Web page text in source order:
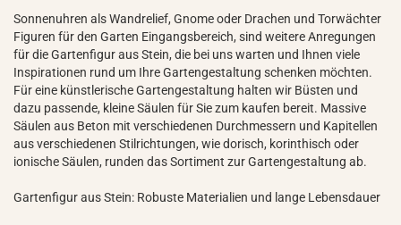
Sonnenuhren als Wandrelief, Gnome oder Drachen und Torwächter
Figuren für den Garten Eingangsbereich, sind weitere Anregungen
für die Gartenfigur aus Stein, die bei uns warten und Ihnen viele
Inspirationen rund um Ihre Gartengestaltung schenken möchten.
Für eine künstlerische Gartengestaltung halten wir Büsten und
dazu passende, kleine Säulen für Sie zum kaufen bereit. Massive
Säulen aus Beton mit verschiedenen Durchmessern und Kapitellen
aus verschiedenen Stilrichtungen, wie dorisch, korinthisch oder
ionische Säulen, runden das Sortiment zur Gartengestaltung ab.
Gartenfigur aus Stein: Robuste Materialien und lange Lebensdauer